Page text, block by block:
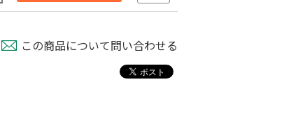
この商品について問い合わせる